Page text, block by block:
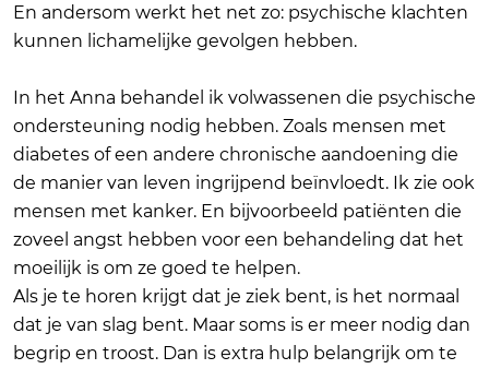
En andersom werkt het net zo: psychische klachten
kunnen lichamelijke gevolgen hebben.
In het Anna behandel ik volwassenen die psychische
ondersteuning nodig hebben. Zoals mensen met
diabetes of een andere chronische aandoening die
de manier van leven ingrijpend beïnvloedt. Ik zie ook
mensen met kanker. En bijvoorbeeld patiënten die
zoveel angst hebben voor een behandeling dat het
moeilijk is om ze goed te helpen.
Als je te horen krijgt dat je ziek bent, is het normaal
dat je van slag bent. Maar soms is er meer nodig dan
begrip en troost. Dan is extra hulp belangrijk om te